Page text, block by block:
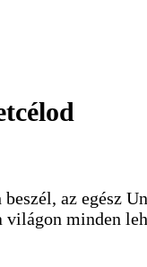
az egész
minden